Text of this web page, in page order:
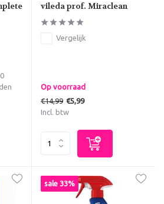
vileda prof. Miraclean
Vergelijk
Op voorraad
€14,99 €5,99
Incl. btw
sale 33%